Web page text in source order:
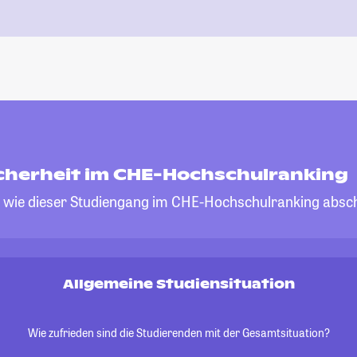
im CHE-Hochschulranking
dieser Studiengang im CHE-Hochschulranking
Allgemeine Studiensituation
Wie zufrieden sind die Studierenden mit der Gesamtsituation?